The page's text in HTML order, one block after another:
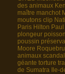
des animaux
maître manchot
moutons clip
Paris Hilton Paul
plongeur
poussin
Moore
animaux
géante torture
de Sumatra
Ile-